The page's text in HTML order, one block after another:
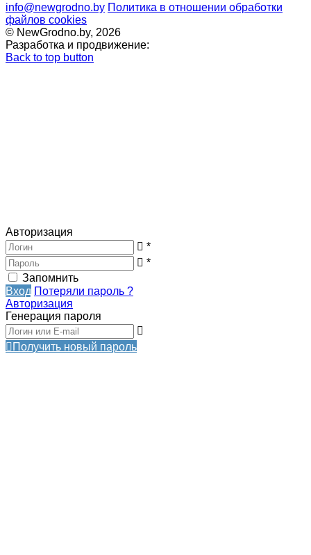
info@newgrodno.by Политика в отношении обработки
файлов cookies
© NewGrodno.by, 2026
Разработка и продвижение:
Back to top button
Авторизация
*
*
Запомнить
Вход Потеряли пароль ?
Авторизация
Генерация пароля
Получить новый пароль